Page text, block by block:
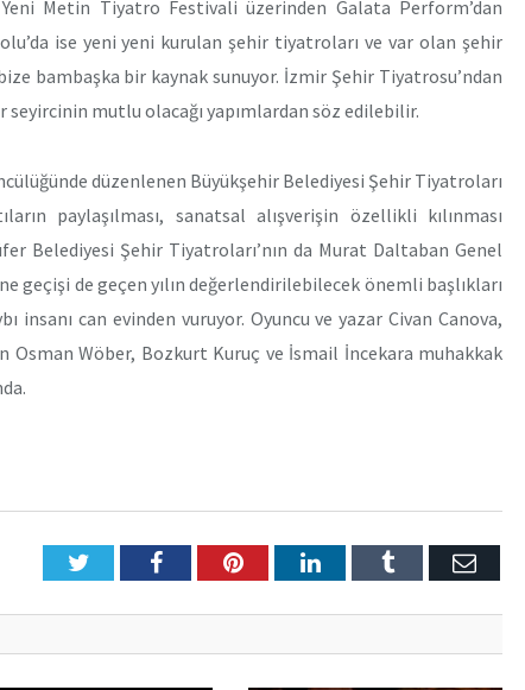
Yeni Metin Tiyatro Festivali üzerinden Galata Perform’dan
ise yeni yeni kurulan şehir tiyatroları ve var olan şehir
bambaşka bir kaynak sunuyor. İzmir Şehir Tiyatrosu’ndan
seyircinin mutlu olacağı yapımlardan söz edilebilir.
düzenlenen Büyükşehir Belediyesi Şehir Tiyatroları
paylaşılması, sanatsal alışverişin özellikli kılınması
Belediyesi Şehir Tiyatroları’nın da Murat Daltaban Genel
geçişi de geçen yılın değerlendirilebilecek önemli başlıkları
insanı can evinden vuruyor. Oyuncu ve yazar Civan Canova,
Osman Wöber, Bozkurt Kuruç ve İsmail İncekara muhakkak
TwitterFacebookPinterestLinkedInTumblr E-